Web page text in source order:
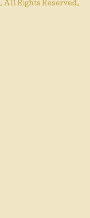
. All Rights Reserved.